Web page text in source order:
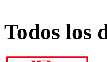
Todos los